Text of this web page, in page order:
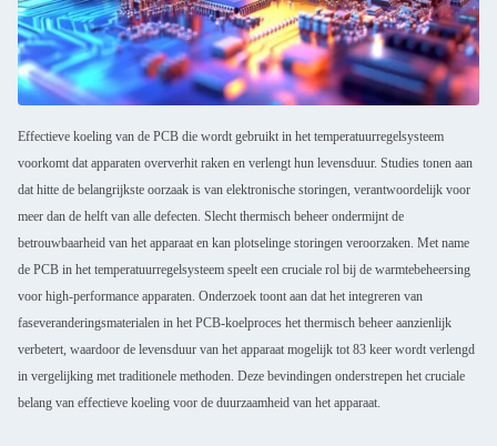
Effectieve koeling van de PCB die wordt gebruikt in het temperatuurregelsysteem
voorkomt dat apparaten oververhit raken en verlengt hun levensduur. Studies tonen aan
dat hitte de belangrijkste oorzaak is van elektronische storingen, verantwoordelijk voor
meer dan de helft van alle defecten. Slecht thermisch beheer ondermijnt de
betrouwbaarheid van het apparaat en kan plotselinge storingen veroorzaken. Met name
de PCB in het temperatuurregelsysteem speelt een cruciale rol bij de warmtebeheersing
voor high-performance apparaten. Onderzoek toont aan dat het integreren van
faseveranderingsmaterialen in het PCB-koelproces het thermisch beheer aanzienlijk
verbetert, waardoor de levensduur van het apparaat mogelijk tot 83 keer wordt verlengd
in vergelijking met traditionele methoden. Deze bevindingen onderstrepen het cruciale
belang van effectieve koeling voor de duurzaamheid van het apparaat.